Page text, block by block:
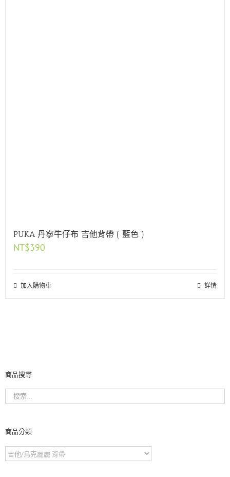
PUKA 丹寧牛仔布 吉他背帶 ( 藍色 )
NT$390
加入購物車 詳情
商品搜尋
商品分類